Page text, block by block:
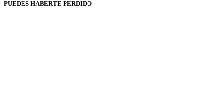
PUEDES HABERTE PERDIDO